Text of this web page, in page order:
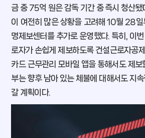
내일, 플레이스
트렌드 프리뷰
MOEL 뉴스
이벤트
금 중 75억 원은 감독 기간 중 즉시 청산됐
이 여전히 많은 상황을 고려해 10월 28일
명제보센터를 추가로 운영했다. 특히, 이
로자가 손쉽게 제보하도록 건설근로자공
카드 근무관리 모바일 앱을 통해서도 제보
부는 향후 남아 있는 체불에 대해서도 지
갈 계획이다.